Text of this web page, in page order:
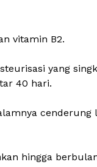
vitamin B2.
yang
40 hari.
cenderung
hingga